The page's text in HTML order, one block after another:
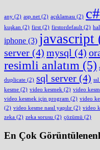
any (2) asp.net (2) açıklaması (2) c#
kuşkan (2) first (2) firstordefault (2)
iphone (3) javascript
server (4) mysql (4)
resimli anlatım (5)
duplicate (2) sql server (4) ssl
kesme (2) video kesmek (2) video
video kesmek için program (2) video
(2) video kesme nasıl yapılır (2) video
zeka (2) zeka sorusu (2) çözümü (2)
En Çok